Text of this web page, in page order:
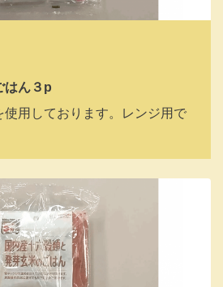
はん３p
使用しております。レンジ用で